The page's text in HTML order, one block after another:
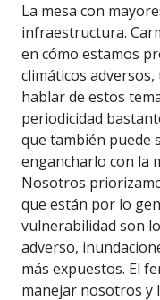
La mesa con
infraestructura.
en cómo estamos
climáticos
hablar de estos
periodicidad
que también puede
engancharlo con la
Nosotros
que están por lo
vulnerabilidad son
adverso,
más expuestos. El
manejar nosotros y